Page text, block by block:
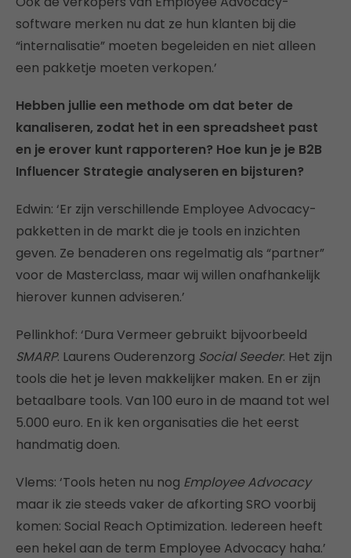
software merken nu dat ze hun klanten bij die
“internalisatie” moeten begeleiden en niet alleen
een pakketje moeten verkopen.’
Hebben jullie een methode om dat beter de
kanaliseren, zodat het in een spreadsheet past
en je erover kunt rapporteren? Hoe kun je je B2B
Influencer Strategie analyseren en bijsturen?
Edwin: ‘Er zijn verschillende Employee Advocacy-
pakketten in de markt die je tools en inzichten
geven. Ze benaderen ons regelmatig als “partner”
voor de Masterclass, maar wij willen onafhankelijk
hierover kunnen adviseren.’
Pellinkhof: ‘Dura Vermeer gebruikt bijvoorbeeld
SMARP. Laurens Ouderenzorg Social Seeder. Het zijn
tools die het je leven makkelijker maken. En er zijn
betaalbare tools. Van 100 euro in de maand tot wel
5.000 euro. En ik ken organisaties die het eerst
handmatig doen.
Vlems: ‘Tools heten nu nog Employee Advocacy
maar ik zie steeds vaker de afkorting SRO voorbij
komen: Social Reach Optimization. Iedereen heeft
een hekel aan de term Employee Advocacy haha.’